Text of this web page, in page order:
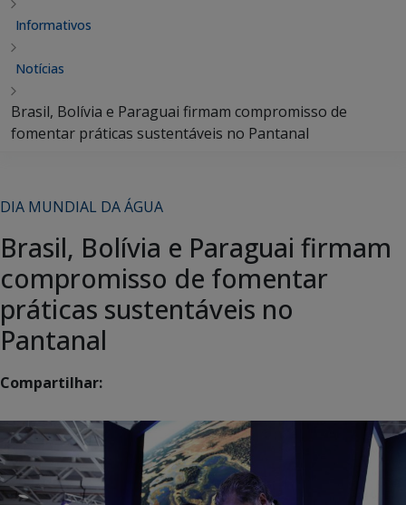
Informativos
Notícias
Brasil, Bolívia e Paraguai firmam compromisso de
fomentar práticas sustentáveis no Pantanal
DIA MUNDIAL DA ÁGUA
Brasil, Bolívia e Paraguai firmam
compromisso de fomentar
práticas sustentáveis no
Pantanal
Compartilhar: